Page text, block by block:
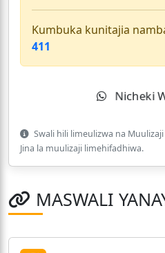
Kumbuka kunitajia
411
Nicheki
Swali hili limeulizwa na
Jina la muulizaji limehifadhiwa.
MASWALI